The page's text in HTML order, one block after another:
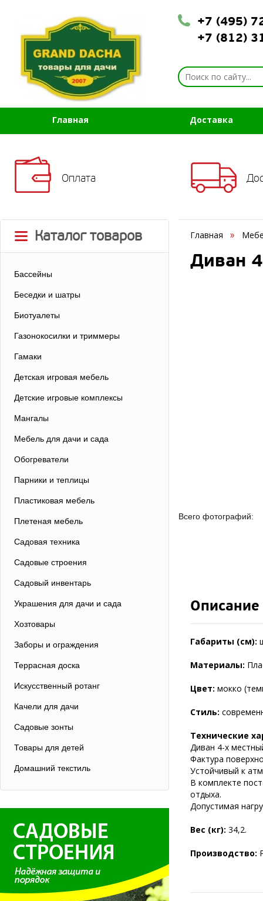
+7 (495)
+7 (812)
Главная Доставка
Оплата
Каталог товаров
Бассейны
Беседки и шатры
Биотуалеты
Газонокосилки и триммеры
Гамаки
Детская игровая мебель
Детские игровые комплексы
Мангалы
Мебель для дачи и сада
Обогреватели
Парники и теплицы
Пластиковая мебель
Плетеная мебель
Садовая техника
Садовые строения
Садовый инвентарь
Украшения для дачи и сада
Хозтовары
Заборы и ограждения
Террасная доска
Искусственный ротанг
Качели для дачи
Садовые зонты
Товары для детей
Домашний текстиль
Главная
Диван
Всего фотографий:
Описание
Габариты (см):
Материалы:
Цвет: мокко
Стиль:
Технические
Диван 4-х
Фактура
Устойчивый к
В комплекте
отдыха.
Допустимая
Вес (кг): 34,2.
Производство: